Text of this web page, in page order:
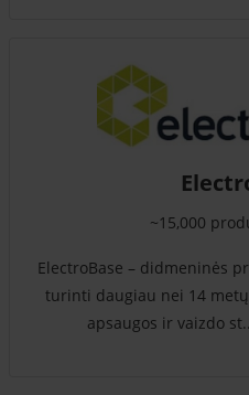
~15,000
ElectroBase – didmeninės
turinti daugiau nei 14
apsaugos ir vaizdo